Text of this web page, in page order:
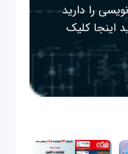
را دارید
اینجا کلیک